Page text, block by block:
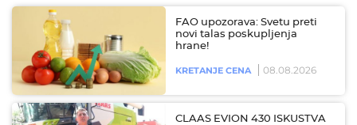
FAO upozorava: Svetu preti
novi talas poskupljenja
hrane!
KRETANJE CENA 08.08.2026
CLAAS EVION 430 ISKUSTVA